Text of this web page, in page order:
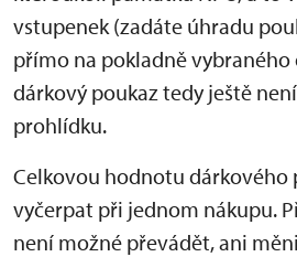
vstupenek (zadáte úhradu
přímo na pokladně
dárkový poukaz tedy ještě
prohlídku.
Celkovou hodnotu dárkového
vyčerpat při jednom nákupu.
není možné převádět, ani